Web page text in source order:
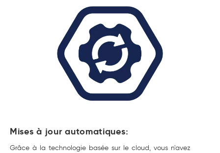
Mises à jour automatiques:
Grâce à la technologie basée sur le cloud, vous n'avez